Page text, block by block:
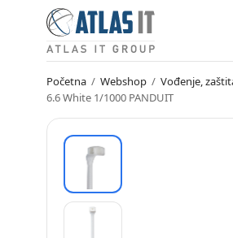
Početna / Webshop / Vođenje,
6.6 White 1/1000 PANDUIT